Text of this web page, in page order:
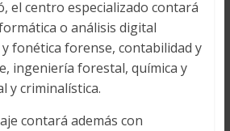
el centro especializado contará
o análisis digital
fonética forense, contabilidad y
ingeniería forestal, química y
y criminalística.
contará además con